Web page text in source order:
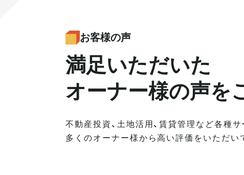
不動産投資
賃貸管理
土地活用
不動産投資
賃貸管理
土地活用
お客様の声
満足いただいた
オーナー様の声を
不動産投資、土地活用、賃貸管理など各種サ
多くのオーナー様から高い評価をいただい